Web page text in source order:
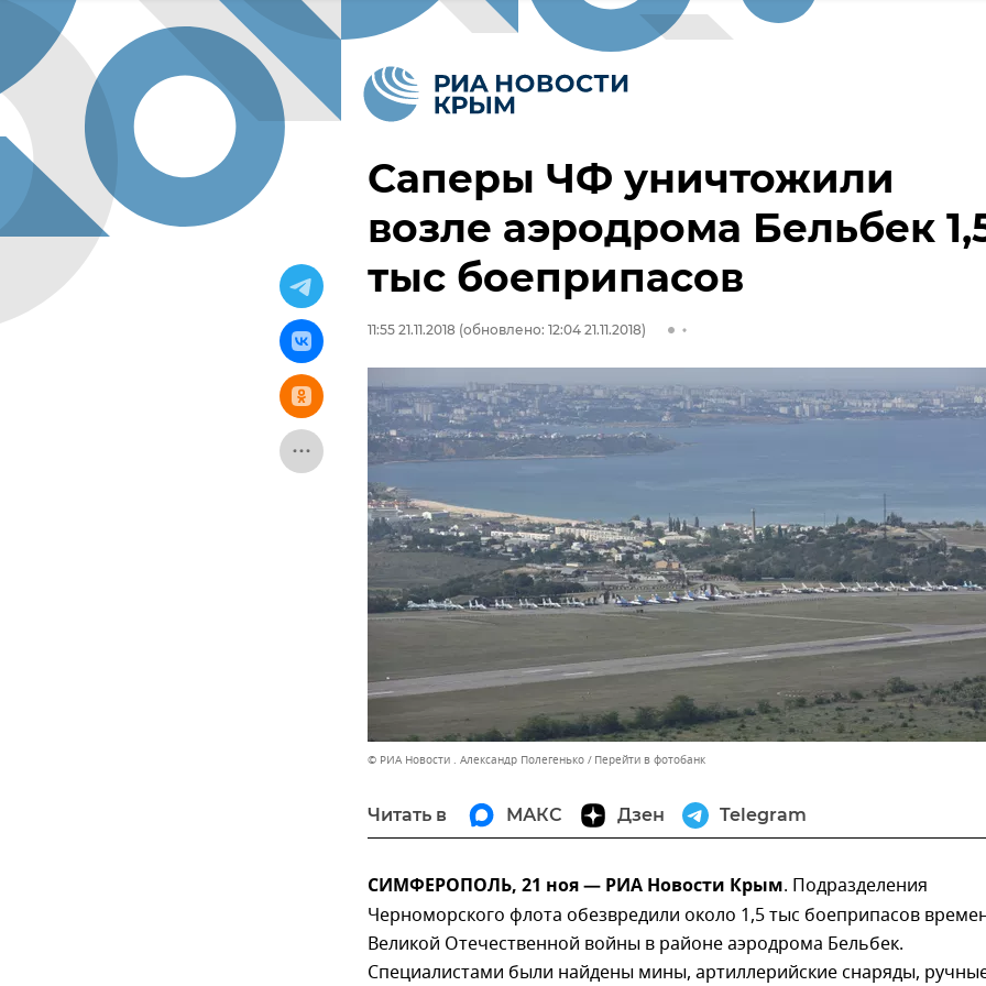
Саперы ЧФ уничтожили
возле аэродрома Бельбек
тыс боеприпасов
11:55 21.11.2018 (обновлено: 12:04 21.11.2018)
© РИА Новости . Александр Полегенько Перейти в фотобанк
Читать в МАКС Дзен Telegram
СИМФЕРОПОЛЬ, 21 ноя — РИА Новости Крым. Подразделения
Черноморского флота обезвредили около 1,5 тыс боеприпасов
Великой Отечественной войны в районе аэродрома Бельбек.
Специалистами были найдены мины, артиллерийские снаряды,